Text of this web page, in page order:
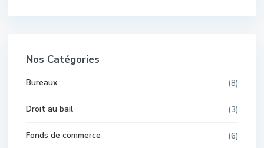
Nos Catégories
Bureaux (8)
Droit au bail (3)
Fonds de commerce (6)